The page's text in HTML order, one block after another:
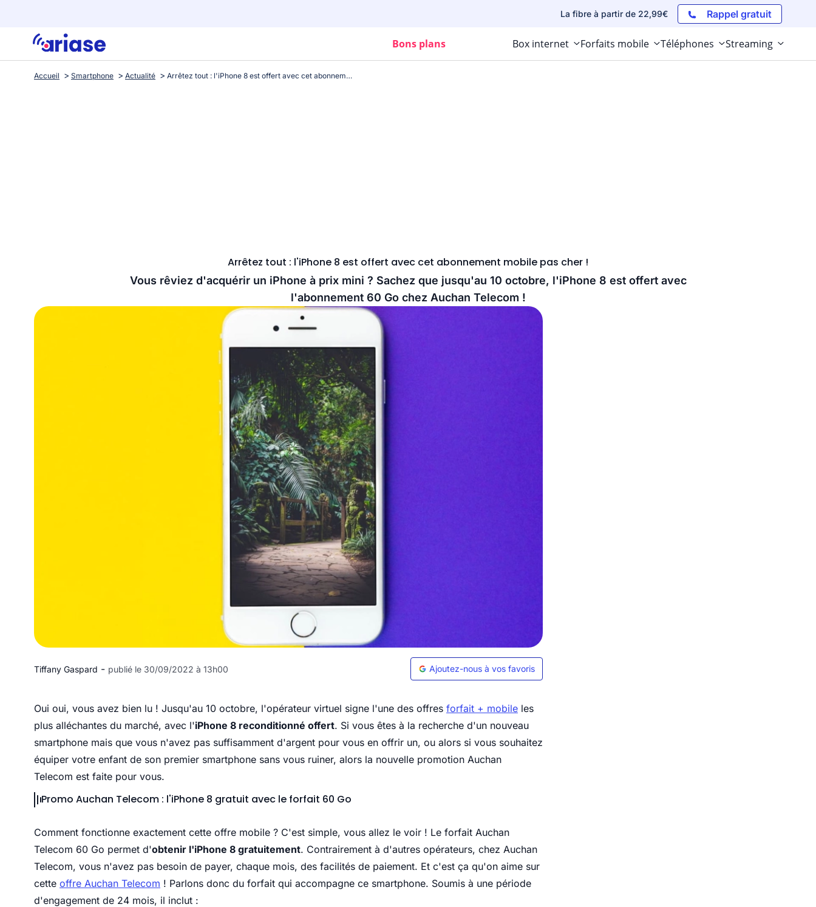
La fibre à partir de 22,99€ Rappel gratuit
Bons plans Box internet Forfaits mobile Téléphones Streaming
Accueil Smartphone Actualité Arrêtez tout : l'iPhone 8 est offert avec cet abonnement mobile pas cher !
Arrêtez tout : l'iPhone 8 est offert avec cet abonnement mobile pas cher !
Vous rêviez d'acquérir un iPhone à prix mini ? Sachez que jusqu'au 10 octobre, l'iPhone 8 est offert avec
l'abonnement 60 Go chez Auchan Telecom !
Tiffany Gaspard - publié le 30/09/2022 à 13h00 Ajoutez-nous à vos favoris
Oui oui, vous avez bien lu ! Jusqu'au 10 octobre, l'opérateur virtuel signe l'une des offres forfait + mobile les
plus alléchantes du marché, avec l'iPhone 8 reconditionné offert. Si vous êtes à la recherche d'un nouveau
smartphone mais que vous n'avez pas suffisamment d'argent pour vous en offrir un, ou alors si vous souhaitez
équiper votre enfant de son premier smartphone sans vous ruiner, alors la nouvelle promotion Auchan
Telecom est faite pour vous.
Promo Auchan Telecom : l'iPhone 8 gratuit avec le forfait 60 Go
Comment fonctionne exactement cette offre mobile ? C'est simple, vous allez le voir ! Le forfait Auchan
Telecom 60 Go permet d'obtenir l'iPhone 8 gratuitement. Contrairement à d'autres opérateurs, chez Auchan
Telecom, vous n'avez pas besoin de payer, chaque mois, des facilités de paiement. Et c'est ça qu'on aime sur
cette offre Auchan Telecom ! Parlons donc du forfait qui accompagne ce smartphone. Soumis à une période
d'engagement de 24 mois, il inclut :